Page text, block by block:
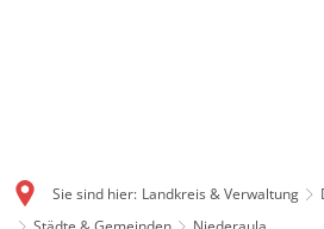
Sie sind hier: Landkreis & Verwaltung